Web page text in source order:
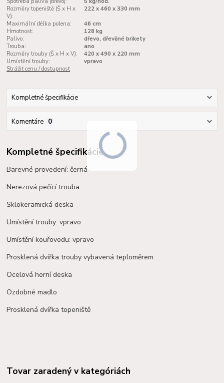
Rozměry topeniště (Š x H x
V):
222 x 460 x 330 mm
Maximální délka polena:
46 cm
Hmotnost:
128 kg
Palivo:
dřevo, dřevěné brikety
Trouba:
ano
Rozměry trouby (Š x H x V):
420 x 490 x 220 mm
Umístění trouby:
vpravo
Strážiť cenu / dostupnosť
Kompletné špecifikácie
Komentáre 0
Kompletné špecifikácie
Barevné provedení: černá
Nerezová pečící trouba
Sklokeramická deska
Umístění trouby: vpravo
Umístění kouřovodu: vpravo
Prosklená dvířka trouby vybavená teploměrem
Ocelová horní deska
Ozdobné madlo
Prosklená dvířka topeniště
Tovar zaradený v kategóriách